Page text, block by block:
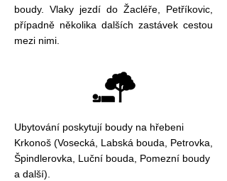
boudy. Vlaky jezdí do Žacléře, Petříkovic,
případně několika dalších zastávek cestou
mezi nimi.
Ubytování poskytují boudy na hřebeni
Krkonoš (Vosecká, Labská bouda, Petrovka,
Špindlerovka, Luční bouda, Pomezní boudy
a další).